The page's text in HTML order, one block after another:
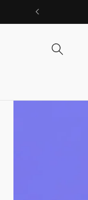
directamente
al contenido